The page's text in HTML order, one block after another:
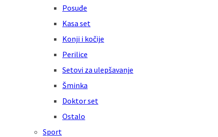
Posuđe
Kasa set
Konji i kočije
Perilice
Setovi za ulepšavanje
Šminka
Doktor set
Ostalo
Sport